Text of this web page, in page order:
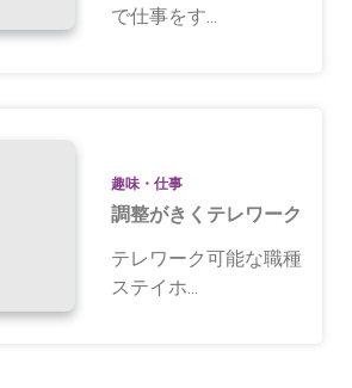
で仕事をす...
趣味・仕事
調整がきくテレワーク
テレワーク可能な職種
ステイホ...